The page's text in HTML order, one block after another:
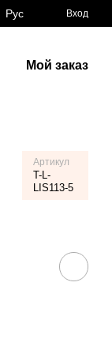
Рус Вход
Мой заказ
Артикул
T-L-
LIS113-5